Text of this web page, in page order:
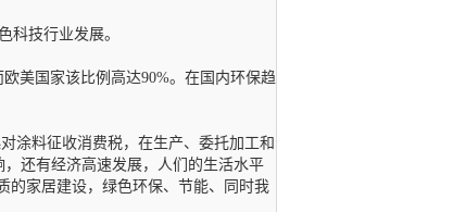
技行业发展。
美国家该比例高达90%。在国内环保趋
涂料征收消费税，在生产、委托加工和
还有经济高速发展，人们的生活水平
的家居建设，绿色环保、节能、同时我